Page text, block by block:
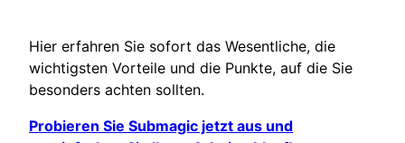
Hier erfahren Sie sofort das Wesentliche, die
wichtigsten Vorteile und die Punkte, auf die Sie
besonders achten sollten.
Probieren Sie Submagic jetzt aus und